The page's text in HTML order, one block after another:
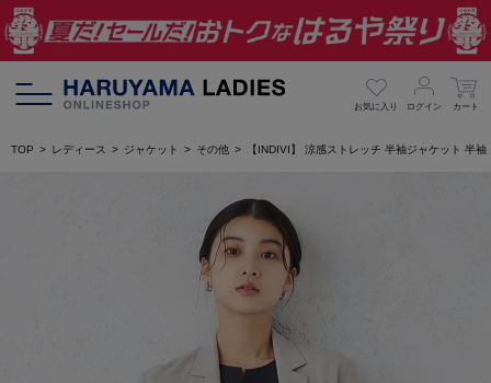
お気に入り ログイン カート
TOP レディース ジャケット その他 【INDIVI】 涼感ストレッチ 半袖ジャケット 半